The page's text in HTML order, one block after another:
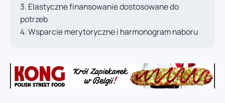
Elastyczne finansowanie dostosowane do
potrzeb
Wsparcie merytoryczne i harmonogram naboru